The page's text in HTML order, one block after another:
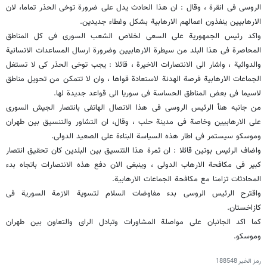
الروسی فی انقرة ، وقال : ان هذا الحادث یدل علی ضرورة توخی الحذر تماما، لان
الارهابیین ینفذون اعمالهم الارهابیة بشکل وغطاء جدیدین.
واکد رئیس الجمهوریة علی السعی لخلاص الشعب السوری فی کل المناطق
المحاصرة فی هذا البلد من سیطرة الارهابیین وضرورة ارسال المساعدات الانسانیة
والدوائیة ، واشار الی الانتصارات الاخیرة ، قائلا : یجب توخی الحذر کی لا تستغل
الجماعات الارهابیة فرصة الهدنة لاستعادة قواها ، وان لا تتمکن من تحویل مناطق
لاسیما فی بعض المناطق الحساسة فی سوریا الی قواعد جدیدة لها.
من جانبه هنأ الرئیس الروسی فی هذا الاتصال الهاتفی بانتصار الجیش السوری
علی الارهابیین وخاصة فی مدینة حلب ، وقال، ان التشاور والتنسیق بین طهران
وموسکو سیستمر فی اطار هذه السیاسة البناءة علی الصعید الدولی.
واضاف الرئیس بوتین قائلا : ان ثمرة هذا التنسیق بین البلدین کان تحقیق انتصار
کبیر فی مکافحة الارهاب الدولی ، وینبغی الان دفع هذه الانتصارات باتجاه بدء
المحادثات تزامنا مع مکافحة الجماعات الارهابیة.
واقترح الرئیس الروسی بدء مفاوضات السلام لتسویة الازمة السوریة فی
کازاخستان.
کما اکد الجانبان علی مواصلة المشاورات وتبادل الرای والتعاون بین طهران
وموسکو.
رمز الخبر188548